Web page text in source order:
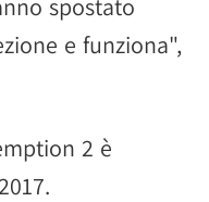
spostato
e funziona",
2 è